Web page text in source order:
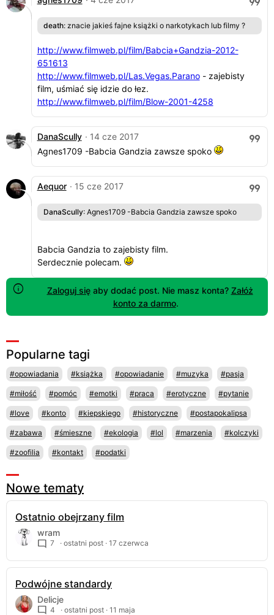
death: znacie jakieś fajne książki o narkotykach lub filmy ?
http://www.filmweb.pl/film/Babcia+Gandzia-2012-
651613
http://www.filmweb.pl/Las.Vegas.Parano- zajebisty
film, uśmiać się idzie do łez.
http://www.filmweb.pl/film/Blow-2001-4258
DanaScully · 14 cze 2017
Agnes1709 -Babcia Gandzia zawsze spoko
Aequor · 15 cze 2017
DanaScully: Agnes1709 -Babcia Gandzia zawsze spoko
Babcia Gandzia to zajebisty film.
Serdecznie polecam.
Zaloguj sięaby dodać post. Nie masz konta? Załóż
konto za darmo.
Popularne tagi
#opowiadania #książka #opowiadanie #muzyka #pasja
#miłość #pomóc #emotki #praca #erotyczne #pytanie
#love #konto #kiepskiego #historyczne #postapokalipsa
#zabawa #śmieszne #ekologia #lol #marzenia #kolczyki
#zoofilia #kontakt #podatki
Nowe tematy
Ostatnio obejrzany film
wram
7 · ostatni post · 17 czerwca
Podwójne standardy
Delicje
4 · ostatni post · 11 maja